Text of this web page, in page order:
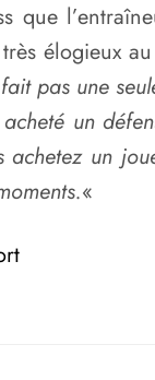
que
très élogieux
pas une
un
un
«